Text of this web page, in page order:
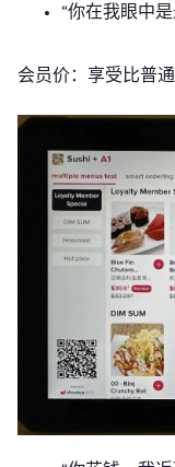
“你在我眼中
会员价：享受比普